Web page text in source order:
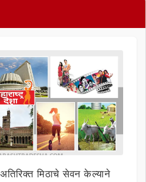
मिठाचे सेवन केल्याने